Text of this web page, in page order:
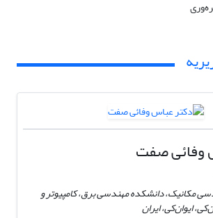
وفائی صفت
مکانیک، دانشکده مهندسی برق، کامپیوتر و
ایوان‌کی، ایران